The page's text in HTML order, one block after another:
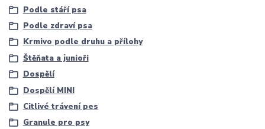
Podle stáří psa
Podle zdraví psa
Krmivo podle druhu a přílohy
Štěňata a junioři
Dospělí
Dospělí MINI
Citlivé trávení pes
Granule pro psy